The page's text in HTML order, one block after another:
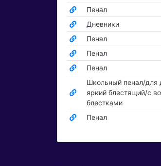
Пенал
Дневники
Пенал
Пенал
Пенал
Школьный пенал/для
яркий блестящий/с
блестками
Пенал